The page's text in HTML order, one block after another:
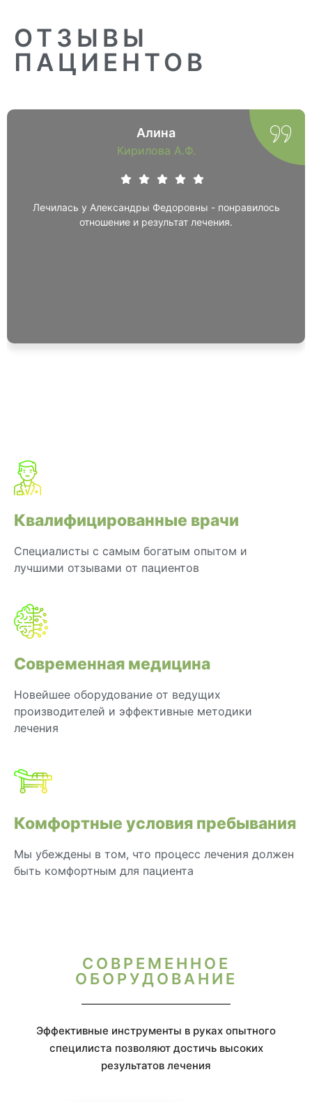
ОТЗЫВЫ
ПАЦИЕНТОВ
Алина
Кирилова А.Ф.
Лечилась у Александры Федоровны - понравилось
отношение и результат лечения.
Квалифицированные врачи
Специалисты с самым богатым опытом и
лучшими отзывами от пациентов
Современная медицина
Новейшее оборудование от ведущих
производителей и эффективные методики
лечения
Комфортные условия пребывания
Мы убеждены в том, что процесс лечения должен
быть комфортным для пациента
СОВРЕМЕННОЕ
ОБОРУДОВАНИЕ
Эффективные инструменты в руках опытного
специлиста позволяют достичь высоких
результатов лечения